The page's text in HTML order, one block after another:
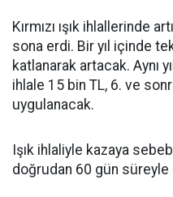
Kırmızı ışık ihlallerinde
sona erdi. Bir yıl içinde
katlanarak artacak. Aynı
ihlale 15 bin TL, 6. ve
uygulanacak.
Işık ihlaliyle kazaya
doğrudan 60 gün süreyle